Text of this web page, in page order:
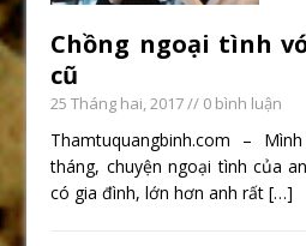
Chồng ngoại tình
cũ
25 Tháng hai, 2017// 0 bình luận
Thamtuquangbinh.com –
tháng, chuyện ngoại tình của
có gia đình, lớn hơn anh rất[…]